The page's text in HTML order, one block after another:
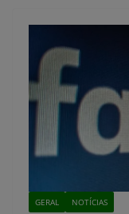
GERAL NOTÍCIAS